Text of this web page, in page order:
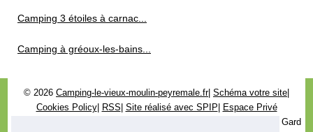
Camping 3 étoiles à carnac...
Camping à gréoux-les-bains...
© 2026 Camping-le-vieux-moulin-peyremale.fr| Schéma votre site
Cookies Policy| RSS Site réalisé avec SPIP
Espace Privé
Le camping municipal le Vieux moulin à Peyremale 30160 dans le Gard